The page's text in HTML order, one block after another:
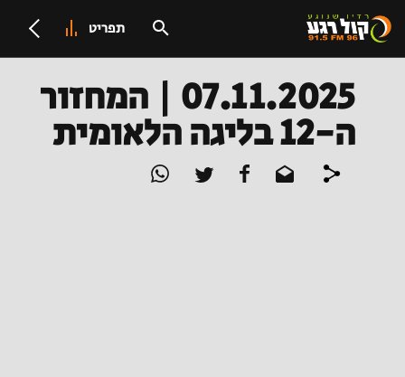
תפריט
07.11.2025 | המחזור
ה-12 בליגה הלאומית